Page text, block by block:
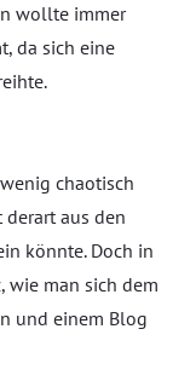
wollte immer
da sich eine
chaotisch
derart aus den
könnte. Doch in
wie man sich dem
und einem Blog